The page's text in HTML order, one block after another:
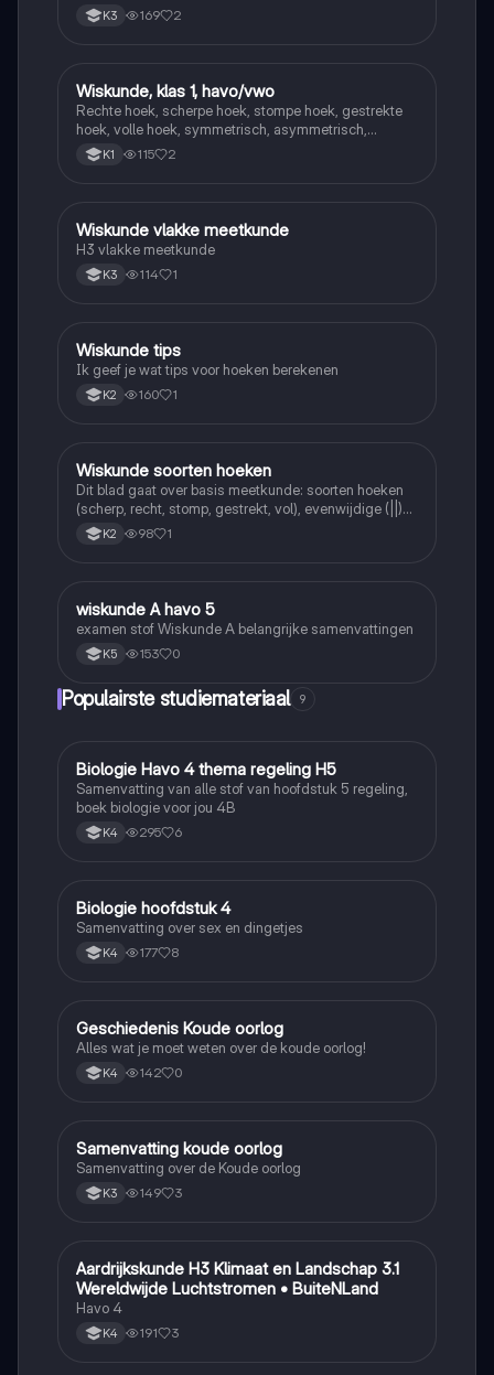
K3 169 2
Wiskunde
Wiskunde, klas 1, havo/vwo
Rechte hoek, scherpe hoek, stompe hoek, gestrekte
hoek, volle hoek, symmetrisch, asymmetrisch,
puntsymetrisch
K1 115 2
Wiskunde
Wiskunde vlakke meetkunde
H3 vlakke meetkunde
K3 114 1
Wiskunde
Wiskunde tips
Ik geef je wat tips voor hoeken berekenen
K2 160 1
Wiskunde
Wiskunde soorten hoeken
Dit blad gaat over basis meetkunde: soorten hoeken
(scherp, recht, stomp, gestrekt, vol), evenwijdige (||)
en loodrechte (⊥) lijnen, en de symbolen =, <, >.
K2 98 1
Wiskunde
wiskunde A havo 5
examen stof Wiskunde A belangrijke samenvattingen
K5 153 0
Populairste studiemateriaal 9
Biologie
Biologie Havo 4 thema regeling H5
Samenvatting van alle stof van hoofdstuk 5 regeling,
boek biologie voor jou 4B
K4 295 6
Biologie
Biologie hoofdstuk 4
Samenvatting over sex en dingetjes
K4 177 8
Geschiedenis
Geschiedenis Koude oorlog
Alles wat je moet weten over de koude oorlog!
K4 142 0
Geschiedenis
Samenvatting koude oorlog
Samenvatting over de Koude oorlog
K3 149 3
Aardrijkskunde
Aardrijkskunde H3 Klimaat en Landschap 3.1
Wereldwijde Luchtstromen • BuiteNLand
Havo 4
K4 191 3